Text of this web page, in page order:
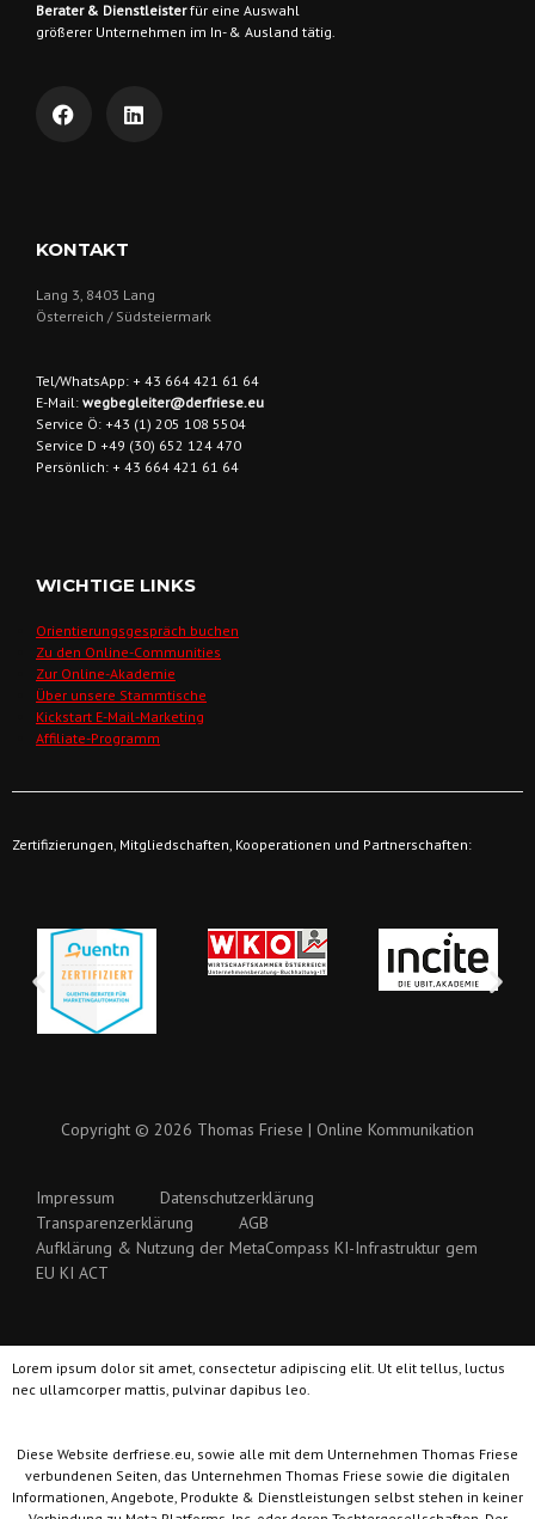
Berater & Dienstleisterfür eine Auswahl
größerer Unternehmen im In- & Ausland tätig.
KONTAKT
Lang 3, 8403 Lang
Österreich / Südsteiermark
Tel/WhatsApp: + 43 664 421 61 64
E-Mail: wegbegleiter@derfriese.eu
Service Ö: +43 (1) 205 108 5504
Service D +49 (30) 652 124 470
Persönlich: + 43 664 421 61 64
WICHTIGE LINKS
Orientierungsgespräch buchen
Zu den Online-Communities
Zur Online-Akademie
Über unsere Stammtische
Kickstart E-Mail-Marketing
Affiliate-Programm
Zertifizierungen, Mitgliedschaften, Kooperationen und Partnerschaften:
Copyright © 2026 Thomas Friese | Online Kommunikation
Impressum
Datenschutzerklärung
Transparenzerklärung
AGB
Aufklärung & Nutzung der MetaCompass KI-Infrastruktur gem
EU KI ACT
Lorem ipsum dolor sit amet, consectetur adipiscing elit. Ut elit tellus, luctus
nec ullamcorper mattis, pulvinar dapibus leo.
Diese Website derfriese.eu, sowie alle mit dem Unternehmen Thomas Friese
verbundenen Seiten, das Unternehmen Thomas Friese sowie die digitalen
Informationen, Angebote, Produkte & Dienstleistungen selbst stehen in keiner